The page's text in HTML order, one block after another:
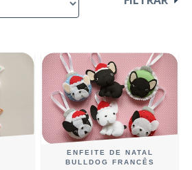
ENFEITE DE NATAL
BULLDOG FRANCÊS